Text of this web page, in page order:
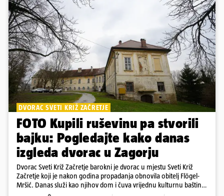
DVORAC SVETI KRIŽ ZAČRETJE
FOTO Kupili ruševinu pa stvorili
bajku: Pogledajte kako danas
izgleda dvorac u Zagorju
Dvorac Sveti Križ Začretje barokni je dvorac u mjestu Sveti Križ
Začretje koji je nakon godina propadanja obnovila obitelj Flögel-
Mršić. Danas služi kao njihov dom i čuva vrijednu kulturnu baštinu
davno zaboravljenog vremena